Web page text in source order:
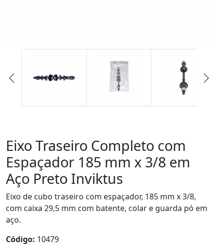
Eixo Traseiro Completo com
Espaçador 185 mm x 3/8 em
Aço Preto Inviktus
Eixo de cubo traseiro com espaçador, 185 mm x 3/8,
com caixa 29,5 mm com batente, colar e guarda pó em
aço.
Código: 10479